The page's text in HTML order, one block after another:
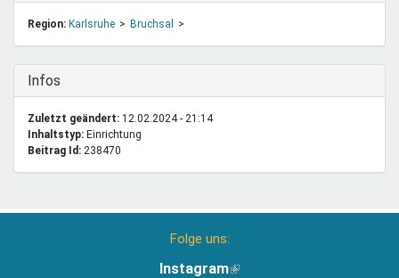
Region: Karlsruhe Bruchsal
Ausblenden
Infos
Zuletzt geändert: 12.02.2024 - 21:14
Inhaltstyp:
einrichtung
Beitrag Id: 238470
Folge uns:
Instagram(Link